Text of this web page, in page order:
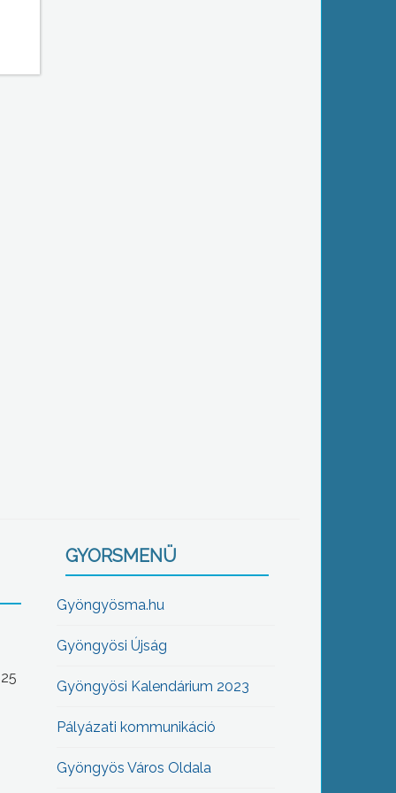
GYORSMENÜ
Gyöngyösma.hu
Gyöngyösi Újság
Gyöngyösi Kalendárium 2023
Pályázati kommunikáció
Gyöngyös Város Oldala